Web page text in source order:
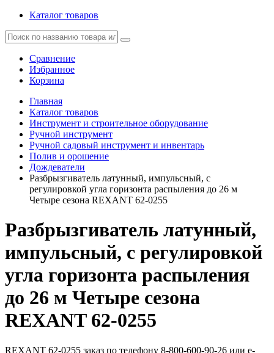
Каталог товаров
Сравнение
Избранное
Корзина
Главная
Каталог товаров
Инструмент и строительное оборудование
Ручной инструмент
Ручной садовый инструмент и инвентарь
Полив и орошение
Дождеватели
Разбрызгиватель латунный, импульсный, с
регулировкой угла горизонта распыления до 26 м
Четыре сезона REXANT 62-0255
Разбрызгиватель латунный,
импульсный, с регулировкой
угла горизонта распыления
до 26 м Четыре сезона
REXANT 62-0255
REXANT 62-0255 заказ по телефону 8-800-600-90-26 или e-